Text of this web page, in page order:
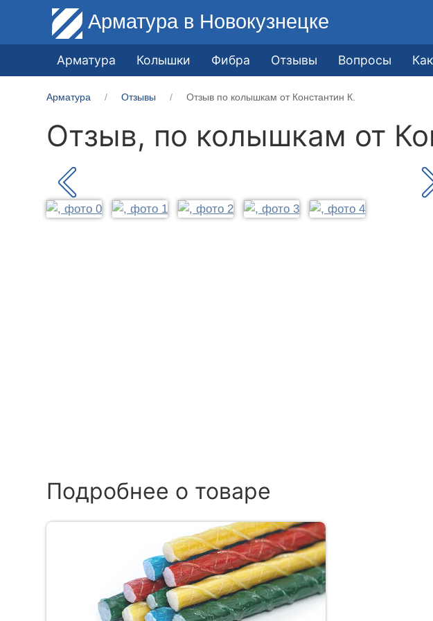
Арматура в Новокузнецке
Арматура Колышки Фибра Отзывы Вопросы
Арматура Отзывы Отзыв по колышкам от Константин К.
Отзыв, по колышкам от
Подробнее о товаре